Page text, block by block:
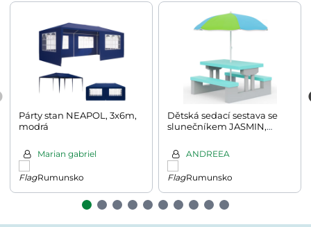
Párty stan NEAPOL, 3x6m,
modrá
Marian gabriel
Rumunsko
Dětská sedací sestava se
slunečníkem JASMIN,
šedá/mátová
ANDREEA
Rumunsko